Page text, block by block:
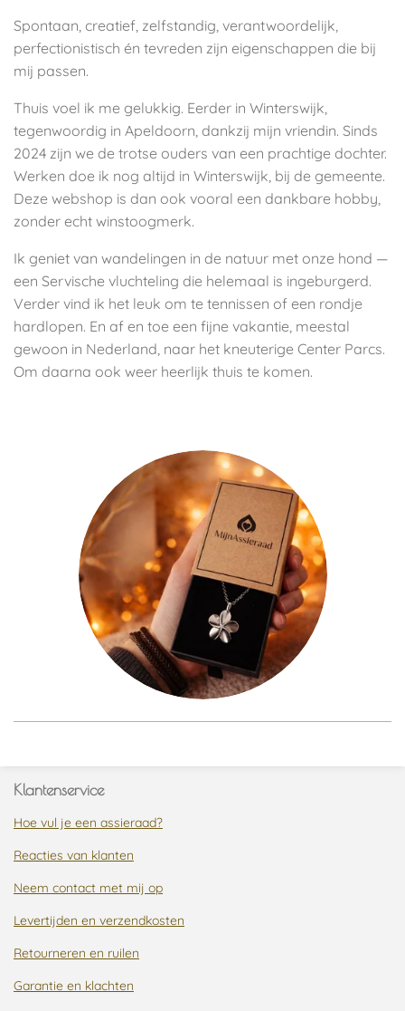
Spontaan, creatief, zelfstandig, verantwoordelijk,
perfectionistisch én tevreden zijn eigenschappen die bij
mij passen.
Thuis voel ik me gelukkig. Eerder in Winterswijk,
tegenwoordig in Apeldoorn, dankzij mijn vriendin. Sinds
2024 zijn we de trotse ouders van een prachtige dochter.
Werken doe ik nog altijd in Winterswijk, bij de gemeente.
Deze webshop is dan ook vooral een dankbare hobby,
zonder echt winstoogmerk.
Ik geniet van wandelingen in de natuur met onze hond —
een Servische vluchteling die helemaal is ingeburgerd.
Verder vind ik het leuk om te tennissen of een rondje
hardlopen. En af en toe een fijne vakantie, meestal
gewoon in Nederland, naar het kneuterige Center Parcs.
Om daarna ook weer heerlijk thuis te komen.
Klantenservice
Hoe vul je een assieraad?
Reacties van klanten
Neem contact met mij op
Levertijden en verzendkosten
Retourneren en ruilen
Garantie en klachten